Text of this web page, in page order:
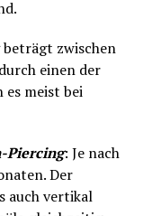
zwischen
einen der
es meist bei
Piercing: Je nach
Der
auch vertikal